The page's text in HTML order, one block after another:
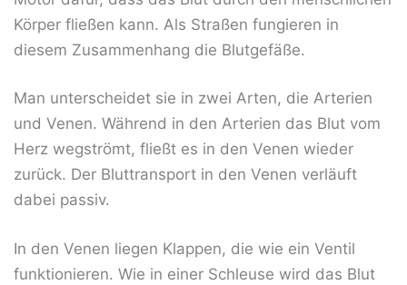
Körper fließen kann. Als Straßen fungieren in
diesem Zusammenhang die Blutgefäße.
Man unterscheidet sie in zwei Arten, die Arterien
und Venen. Während in den Arterien das Blut vom
Herz wegströmt, fließt es in den Venen wieder
zurück. Der Bluttransport in den Venen verläuft
dabei passiv.
In den Venen liegen Klappen, die wie ein Ventil
funktionieren. Wie in einer Schleuse wird das Blut